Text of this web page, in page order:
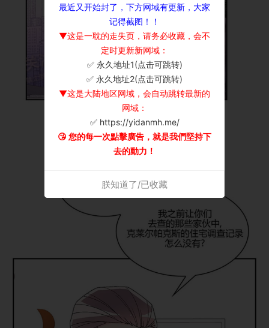
最近又开始封了，下方网域有更新，大家
记得截图！！
▼这是一耽的走失页，请务必收藏，会不
定时更新新网域：
✅ 永久地址1(点击可跳转)
✅ 永久地址2(点击可跳转)
▼这是大陆地区网域，会自动跳转最新的
网域：
✅ https://yidanmh.me/
😘 您的每一次點擊廣告，就是我們堅持下
去的動力！
朕知道了/已收藏